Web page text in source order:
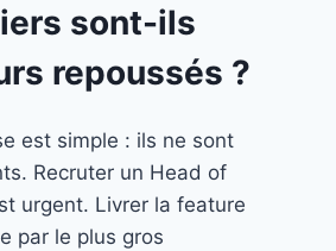
sont-ils
repoussés ?
est simple : ils ne sont
Recruter un Head of
urgent. Livrer la feature
par le plus gros